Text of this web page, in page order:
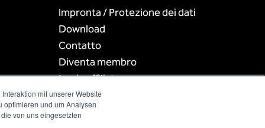
mit unserer Website
optimieren und um Analysen
von uns eingesetzten
Impronta / Protezione dei dati
Download
Contatto
Diventa membro
Login affiliato